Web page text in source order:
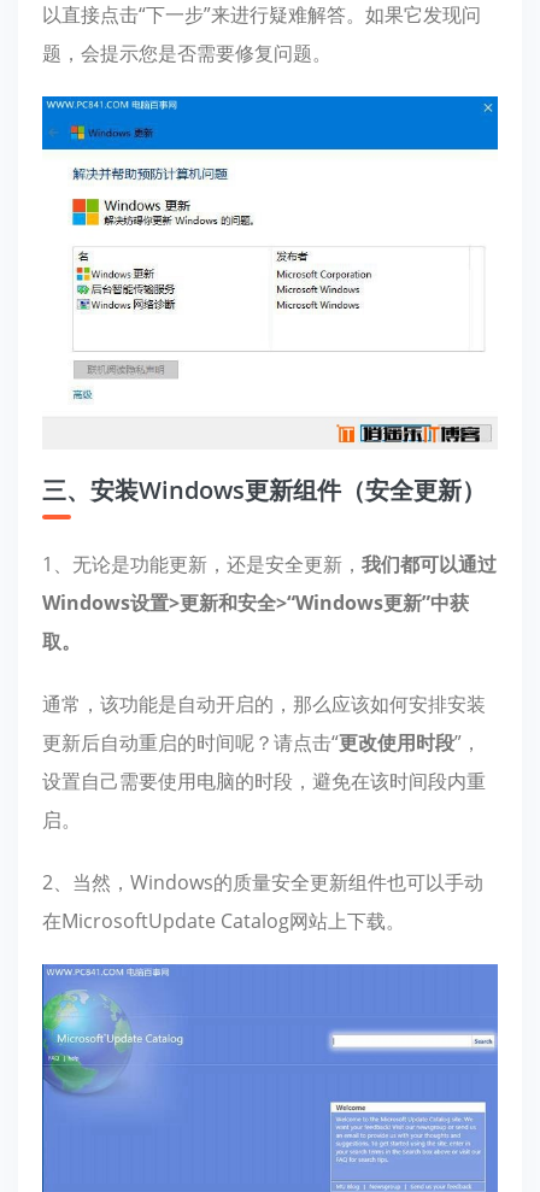
以直接点击“下一步”来进行疑难解答。如果它发现问
题，会提示您是否需要修复问题。
三、安装Windows更新组件（安全更新）
1、无论是功能更新，还是安全更新， 我们都可以通过
Windows设置>更新和安全>“Windows更新”中获
取。
通常，该功能是自动开启的，那么应该如何安排安装
更新后自动重启的时间呢？请点击“更改使用时段”，
设置自己需要使用电脑的时段，避免在该时间段内重
启。
2、当然，Windows的质量安全更新组件也可以手动
在MicrosoftUpdate Catalog网站上下载。